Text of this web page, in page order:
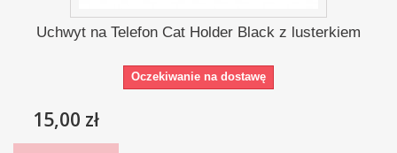
Uchwyt na Telefon Cat Holder Black z lusterkiem
Oczekiwanie na dostawę
15,00 zł